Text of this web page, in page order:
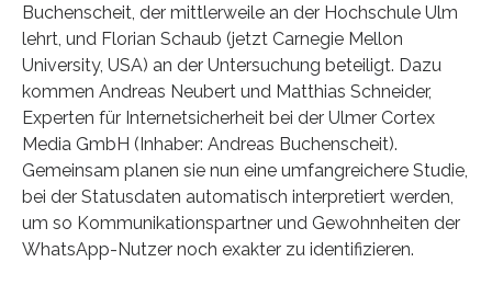
Buchenscheit, der mittlerweile an der Hochschule Ulm
lehrt, und Florian Schaub (jetzt Carnegie Mellon
University, USA) an der Untersuchung beteiligt. Dazu
kommen Andreas Neubert und Matthias Schneider,
Experten für Internetsicherheit bei der Ulmer Cortex
Media GmbH (Inhaber: Andreas Buchenscheit).
Gemeinsam planen sie nun eine umfangreichere Studie,
bei der Statusdaten automatisch interpretiert werden,
um so Kommunikationspartner und Gewohnheiten der
WhatsApp-Nutzer noch exakter zu identifizieren.